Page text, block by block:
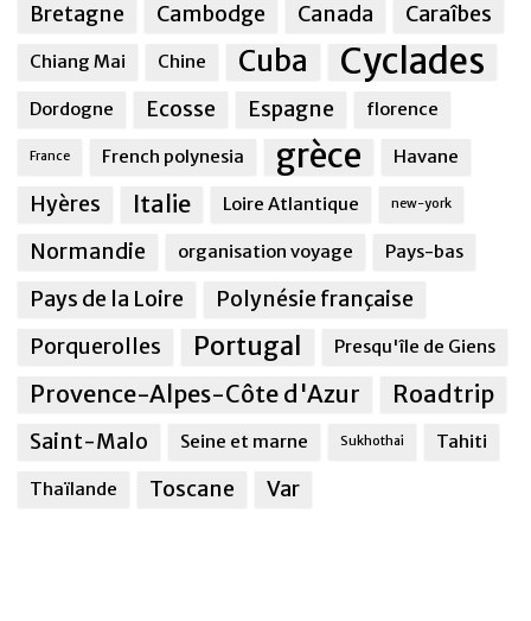
Bretagne Cambodge Canada Caraîbes
Chiang Mai Chine Cuba Cyclades
Dordogne Ecosse Espagne florence
France French polynesia grèce Havane
Hyères Italie Loire Atlantique new-york
Normandie organisation voyage Pays-bas
Pays de la Loire
Polynésie française
Porquerolles
Portugal Presqu'île de Giens
Provence-Alpes-Côte d'Azur Roadtrip
Saint-Malo Seine et marne Sukhothai Tahiti
Thaïlande Toscane Var